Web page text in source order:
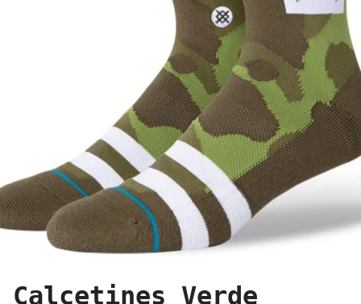
Calcetines Verde